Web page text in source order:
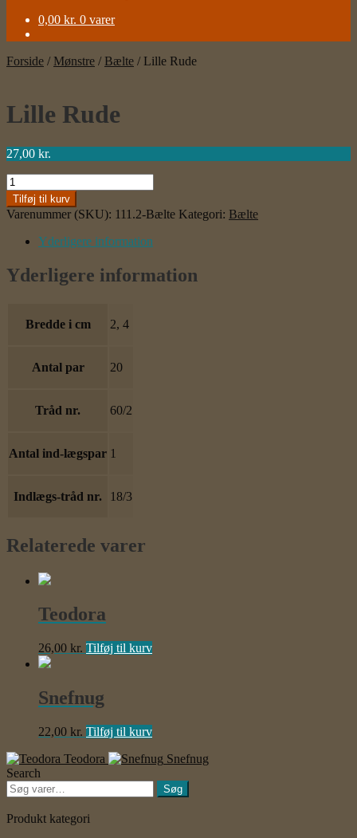
0,00 kr. 0 varer
Forside / Mønstre / Bælte / Lille Rude
Lille Rude
27,00 kr.
Lille
Rude
antal
Tilføj til kurv
Varenummer (SKU): 111.2-Bælte Kategori: Bælte
Yderligere information
Yderligere information
Bredde i cm 2, 4
Antal par 20
Tråd nr. 60/2
Antal ind-lægspar 1
Indlægs-tråd nr. 18/3
Relaterede varer
Teodora
26,00 kr. Tilføj til kurv
Snefnug
22,00 kr. Tilføj til kurv
Teodora
Snefnug
Search
Søg
efter:
Søg
Produkt kategori